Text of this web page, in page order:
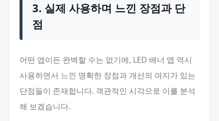
3. 실제 사용하며 느낀 장점과 단
점
어떤 앱이든 완벽할 수는 없기에, LED 배너 앱 역시
사용하면서 느낀 명확한 장점과 개선의 여지가 있는
단점들이 존재합니다. 객관적인 시각으로 이를 분석
해 보겠습니다.